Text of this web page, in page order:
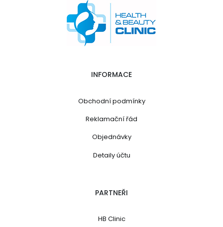
INFORMACE
Obchodní podmínky
Reklamační řád
Objednávky
Detaily účtu
PARTNEŘI
HB Clinic